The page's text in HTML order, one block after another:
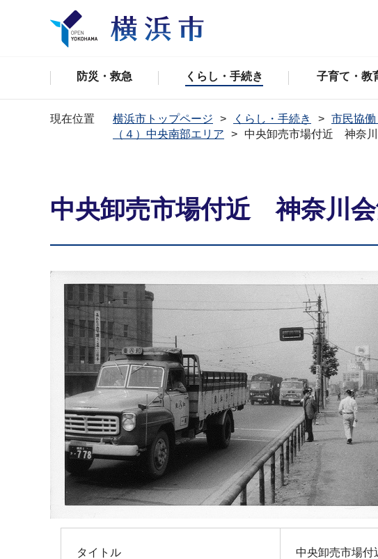
防災・救急 くらし・手続き 子育て・教
現在位置 横浜市トップページ くらし・手続き 市民協
（４）中央南部エリア
中央卸売市場付近 神奈川
中央卸売市場付近 神奈川会
タイトル 中央卸売市場